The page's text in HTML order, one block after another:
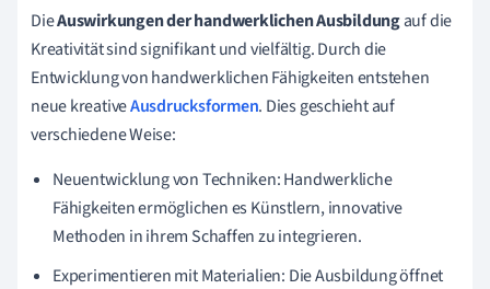
DieAuswirkungen der handwerklichen Ausbildungauf die
Kreativität sind signifikant und vielfältig. Durch die
Entwicklung von handwerklichen Fähigkeiten entstehen
neue kreativeAusdrucksformen. Dies geschieht auf
verschiedene Weise:
Neuentwicklung von Techniken: Handwerkliche
Fähigkeiten ermöglichen es Künstlern, innovative
Methoden in ihrem Schaffen zu integrieren.
Experimentieren mit Materialien: Die Ausbildung öffnet